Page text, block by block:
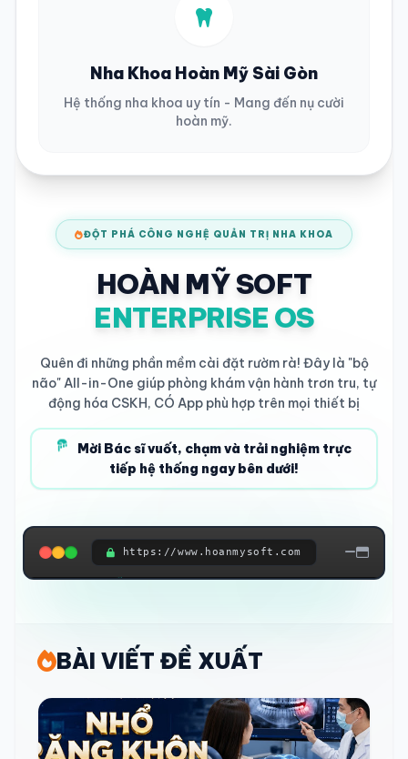
Nha Khoa Hoàn Mỹ Sài Gòn
Hệ thống nha khoa uy tín - Mang đến nụ cười
hoàn mỹ.
ĐỘT PHÁ CÔNG NGHỆ QUẢN TRỊ NHA KHOA
HOÀN MỸ SOFT
ENTERPRISE OS
Quên đi những phần mềm cài đặt rườm rà! Đây là "bộ
não" All-in-One giúp phòng khám vận hành trơn tru, tự
động hóa CSKH, CÓ App phù hợp trên mọi thiết bị
Mời Bác sĩ vuốt, chạm và trải nghiệm trực
tiếp hệ thống ngay bên dưới!
https://www.hoanmysoft.com
BÀI VIẾT ĐỀ XUẤT